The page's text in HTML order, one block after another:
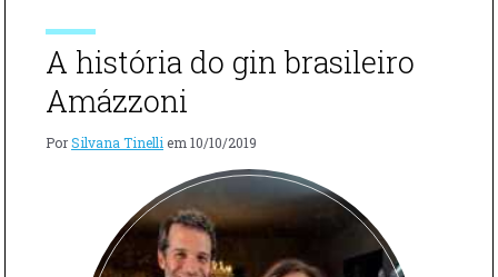
A história do gin brasileiro
Amázzoni
PorSilvana Tinelli em 10/10/2019